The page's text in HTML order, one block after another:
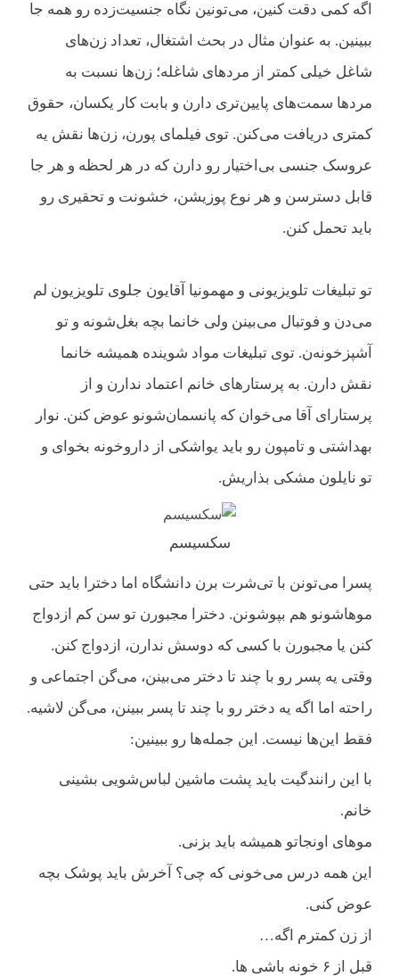
اگه کمی دقت کنین، می‌تونین نگاه جنسیت‌زده رو همه جا
ببینین. به عنوان مثال در بحث اشتغال، تعداد زن‌های
شاغل خیلی کمتر از مردهای شاغله؛ زن‌ها نسبت به
مردها سمت‌های پایین‌تری دارن و بابت کار یکسان، حقوق
کمتری دریافت می‌کنن. توی فیلمای پورن، زن‌ها نقش یه
عروسک جنسی بی‌اختیار رو دارن که در هر لحظه و هر جا
قابل دسترسن و هر نوع پوزیشن، خشونت و تحقیری رو
باید تحمل کنن.
تو تبلیغات تلویزیونی و مهمونیا آقایون جلوی تلویزیون لم
می‌دن و فوتبال می‌بینن ولی خانما بچه بغل‌شونه و تو
آشپزخونه‌ن. توی تبلیغات مواد شوینده‌ همیشه خانما
نقش دارن. به پرستارهای خانم اعتماد ندارن و از
پرستارای آقا می‌خوان که پانسمان‌شونو عوض کنن. نوار
بهداشتی و تامپون رو باید یواشکی از داروخونه بخوای و
تو نایلون مشکی بذاریش.
سکسیسم
پسرا می‌تونن با تی‌شرت برن دانشگاه اما دخترا باید حتی
موهاشونو هم بپوشونن. دخترا مجبورن تو سن کم ازدواج
کنن یا مجبورن با کسی که دوسش ندارن، ازدواج کنن.
وقتی یه پسر رو با چند تا دختر می‌بینن، می‌گن اجتماعی و
راحته اما اگه یه دختر رو با چند تا پسر ببینن، می‌گن لاشیه.
فقط این‌ها نیست. این جمله‌ها رو ببینین:
با این رانندگیت باید پشت ماشین لباس‌شویی بشینی
خانم.
موهای اونجاتو همیشه باید بزنی.
این همه درس می‌خونی که چی؟ آخرش باید پوشک بچه
عوض کنی.
از زن کمترم اگه…
قبل از ۶ خونه باشی ها.